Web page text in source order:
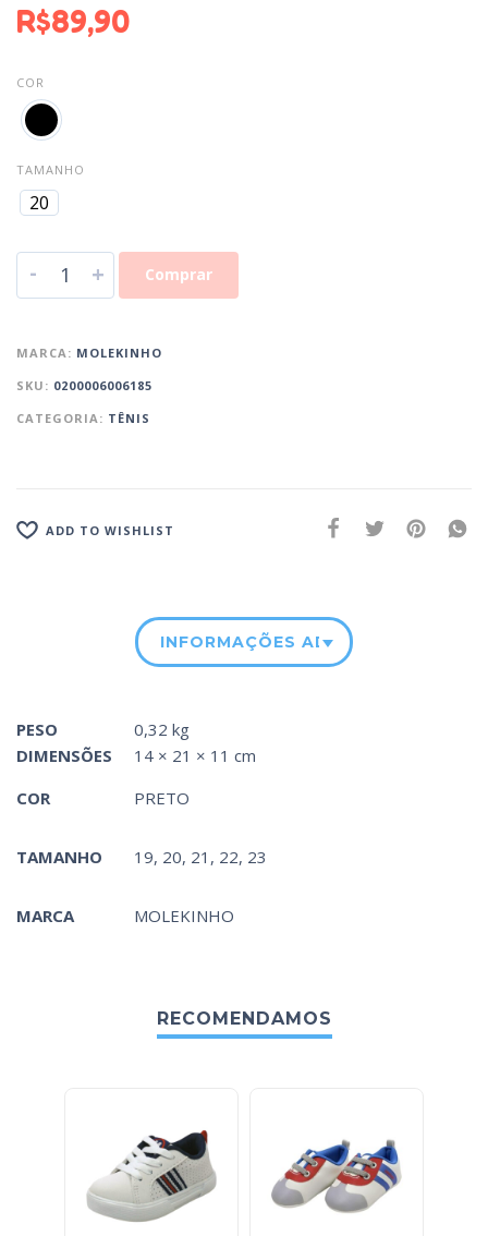
R$89,90
COR
TAMANHO
20
- + Comprar
MARCA: MOLEKINHO
SKU: 0200006006185
CATEGORIA: TÊNIS
ADD TO WISHLIST
INFORMAÇÕES ADICIONAIS
PESO
0,32 kg
DIMENSÕES
14 × 21 × 11 cm
COR
PRETO
TAMANHO 19, 20, 21, 22, 23
MARCA MOLEKINHO
RECOMENDAMOS